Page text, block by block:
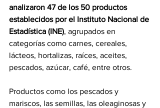
analizaron 47 de los 50 productos
establecidos por el Instituto Nacional de
Estadística (INE), agrupados en
categorías como carnes, cereales,
lácteos, hortalizas, raíces, aceites,
pescados, azúcar, café, entre otros.
Productos como los pescados y
mariscos, las semillas, las oleaginosas y